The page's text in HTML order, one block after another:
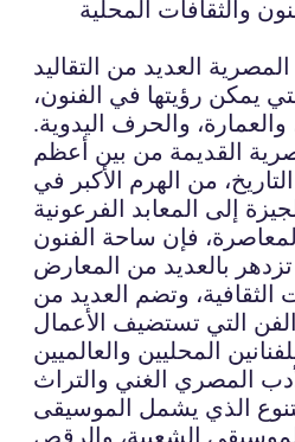
والثقافات المحلية
العديد من التقاليد
يمكن رؤيتها في الفنون،
والحرف اليدوية.
القديمة من بين أعظم
التاريخ، من الهرم الأكبر في
فإن ساحة الفنون
بالعديد من المعارض
الثقافية، وتضم العديد من
التي تستضيف الأعمال
المصري الغني والتراث
الذي يشمل الموسيقى
الشعبية، والرقص